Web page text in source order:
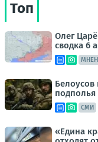
Топ
Олег
сводка 6
Белоусов
СМИ
«Едина